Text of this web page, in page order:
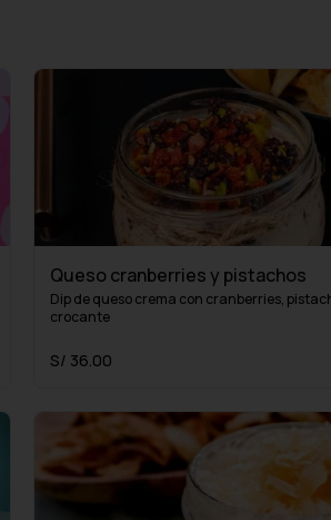
Queso cranberries y pistachos
Dip de queso crema con cranberries,
crocante
S/ 36.00